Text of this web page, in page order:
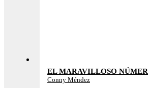
EL MARAVILLOSO
Conny Méndez